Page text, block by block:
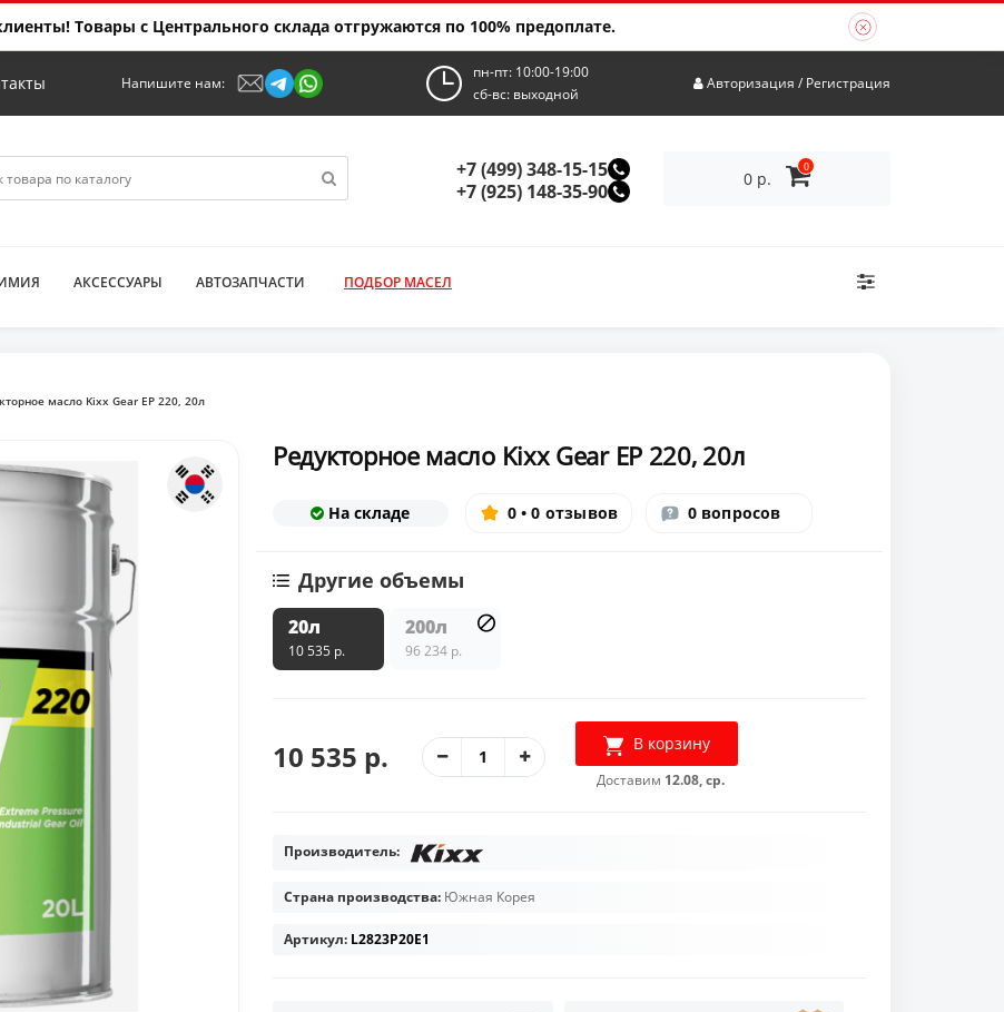
Товары с Центрального склада отгружаются по 100% предоплате.
Напишите нам:
пн-пт: 10:00-19:00
сб-вс: выходной
Авторизация / Регистрация
+7 (499) 348-15-15
+7 (925) 148-35-90
0 р.
0
АКСЕССУАРЫ АВТОЗАПЧАСТИ ПОДБОР МАСЕЛ
масло Kixx Gear EP 220, 20л
Редукторное масло Kixx Gear EP 220, 20л
На складе 0 • 0 отзывов 0 вопросов
Другие объемы
20л
10 535 р.
200л
96 234 р.
10 535 р. В корзину
Доставим 12.08, ср.
Производитель:
Страна производства: Южная Корея
Артикул: L2823P20E1